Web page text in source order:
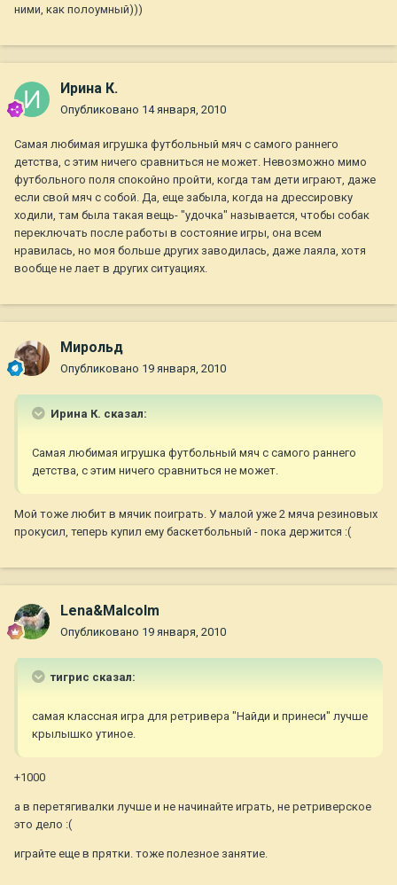
ними, как полоумный)))
Ирина К.
Опубликовано 14 января, 2010
Самая любимая игрушка футбольный мяч с самого раннего
детства, с этим ничего сравниться не может. Невозможно мимо
футбольного поля спокойно пройти, когда там дети играют, даже
если свой мяч с собой. Да, еще забыла, когда на дрессировку
ходили, там была такая вещь- "удочка" называется, чтобы собак
переключать после работы в состояние игры, она всем
нравилась, но моя больше других заводилась, даже лаяла, хотя
вообще не лает в других ситуациях.
Мирольд
Опубликовано 19 января, 2010
Ирина К. сказал:
Самая любимая игрушка футбольный мяч с самого раннего
детства, с этим ничего сравниться не может.
Мой тоже любит в мячик поиграть. У малой уже 2 мяча резиновых
прокусил, теперь купил ему баскетбольный - пока держится :(
Lena&Malcolm
Опубликовано 19 января, 2010
тигрис сказал:
самая классная игра для ретривера "Найди и принеси" лучше
крылышко утиное.
+1000
а в перетягивалки лучше и не начинайте играть, не ретриверское
это дело :(
играйте еще в прятки. тоже полезное занятие.